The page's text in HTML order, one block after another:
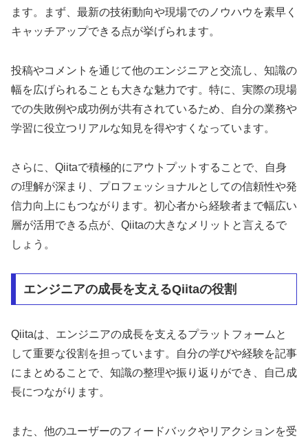
ます。まず、最新の技術動向や現場でのノウハウを素早く
キャッチアップできる点が挙げられます。
投稿やコメントを通じて他のエンジニアと交流し、知識の
幅を広げられることも大きな魅力です。特に、実際の現場
での失敗例や成功例が共有されているため、自分の業務や
学習に役立つリアルな知見を得やすくなっています。
さらに、Qiitaで積極的にアウトプットすることで、自身
の理解が深まり、プロフェッショナルとしての信頼性や発
信力向上にもつながります。初心者から経験者まで幅広い
層が活用できる点が、Qiitaの大きなメリットと言えるで
しょう。
エンジニアの成長を支えるQiitaの役割
Qiitaは、エンジニアの成長を支えるプラットフォームと
して重要な役割を担っています。自分の学びや経験を記事
にまとめることで、知識の整理や振り返りができ、自己成
長につながります。
また、他のユーザーのフィードバックやリアクションを受